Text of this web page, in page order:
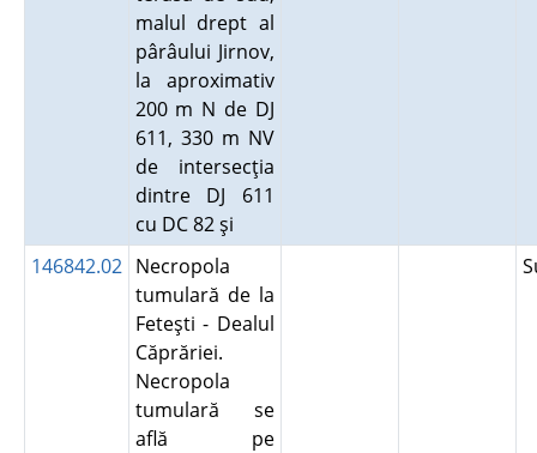
malul drept al
pârâului Jirnov,
la aproximativ
200 m N de DJ
611, 330 m NV
de intersecţia
dintre DJ 611
cu DC 82 şi
146842.02 Necropola
tumulară de la
Feteşti - Dealul
Căprăriei.
Necropola
tumulară se
află pe